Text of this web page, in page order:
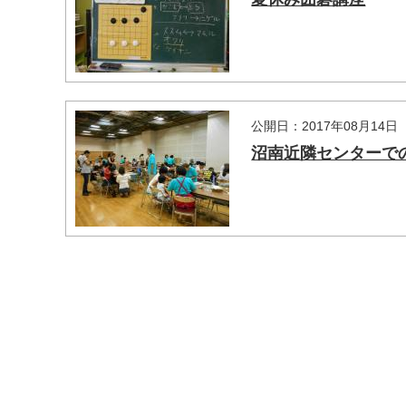
公開日：2017年08月14日
沼南近隣センターで
マイメディア検索